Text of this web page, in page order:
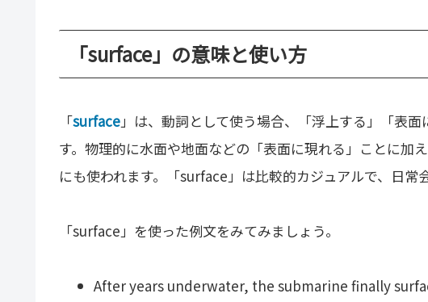
「surface」の意味と使い方
「surface」は、動詞として使う場合、「浮上する」「表
す。物理的に水面や地面などの「表面に現れる」ことに加
にも使われます。「surface」は比較的カジュアルで、日常
「surface」を使った例文をみてみましょう。
After years underwater, the submarine finally